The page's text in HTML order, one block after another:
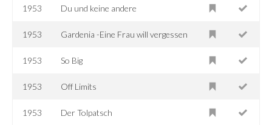
1953 Du und keine andere
1953 Gardenia -Eine Frau will vergessen
1953 So Big
1953 Off Limits
1953 Der Tolpatsch